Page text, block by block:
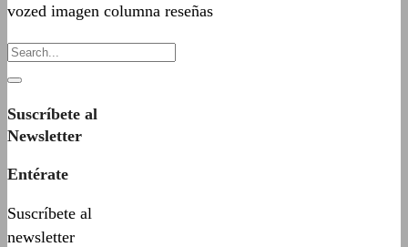
vozed imagen columna reseñas
Suscríbete al
Newsletter
Entérate
Suscríbete al
newsletter